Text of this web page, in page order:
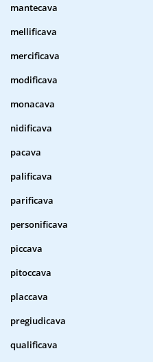
mantecava
mellificava
mercificava
modificava
monacava
nidificava
pacava
palificava
parificava
personificava
piccava
pitoccava
placcava
pregiudicava
qualificava